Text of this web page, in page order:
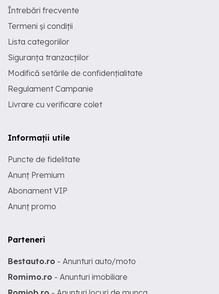
Întrebări frecvente
Termeni și condiții
Lista categoriilor
Siguranța tranzacțiilor
Modifică setările de confidențialitate
Regulament Campanie
Livrare cu verificare colet
Informații utile
Puncte de fidelitate
Anunț Premium
Abonament VIP
Anunț promo
Parteneri
Bestauto.ro - Anunturi auto/moto
Romimo.ro - Anunturi imobiliare